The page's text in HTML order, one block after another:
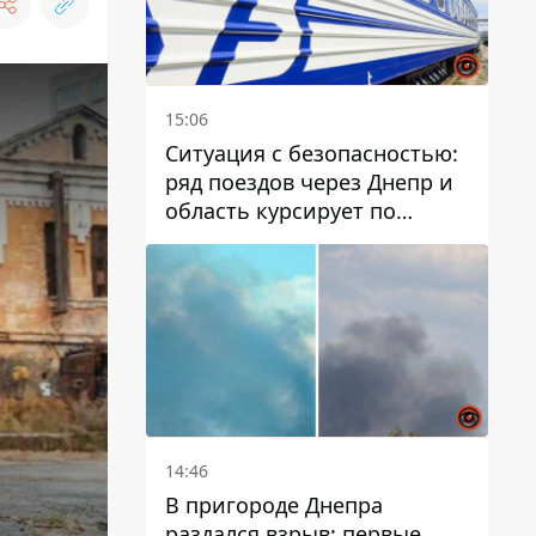
15:06
Ситуация с безопасностью:
ряд поездов через Днепр и
область курсирует по
измененному маршруту, а
часть пути заменили
автобусами и электричками
14:46
В пригороде Днепра